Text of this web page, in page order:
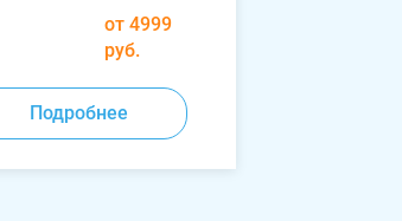
от 4999
руб.
Подробнее